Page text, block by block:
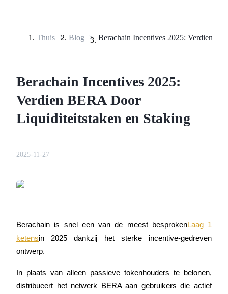
USDT-futures
COIN-M-futures
Thuis > Blog >
Berachain Incentives 2025:
Verdien BERA Door
Liquiditeitstaken en Staking
2025-11-27
Berachain is snel een van de meest besprokenLaag 1
ketensin 2025 dankzij het sterke incentive-gedreven
ontwerp.
In plaats van alleen passieve tokenhouders te belonen,
distribueert het netwerk BERA aan gebruikers die actief